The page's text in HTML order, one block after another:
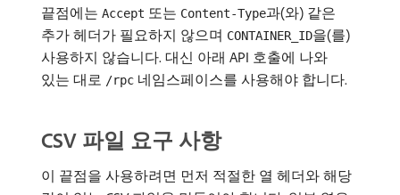
끝점에는 Accept 또는 Content-Type과(와) 같은
추가 헤더가 필요하지 않으며 CONTAINER_ID을(를)
사용하지 않습니다. 대신 아래 API 호출에 나와
있는 대로 /rpc 네임스페이스를 사용해야 합니다.
CSV 파일 요구 사항
이 끝점을 사용하려면 먼저 적절한 열 헤더와 해당